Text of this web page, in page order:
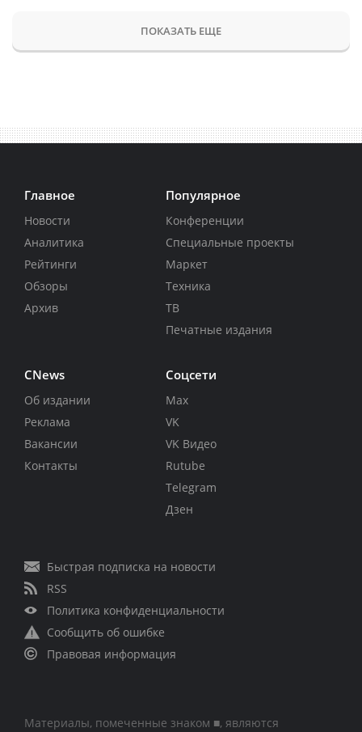
ПОКАЗАТЬ ЕЩЕ
Главное
Новости
Аналитика
Рейтинги
Обзоры
Архив
Популярное
Конференции
Специальные проекты
Маркет
Техника
ТВ
Печатные издания
CNews
Об издании
Реклама
Вакансии
Контакты
Соцсети
Max
VK
VK Видео
Rutube
Telegram
Дзен
Быстрая подписка на новости
RSS
Политика конфиденциальности
Сообщить об ошибке
Правовая информация
Материалы, помеченные знаком ■, являются